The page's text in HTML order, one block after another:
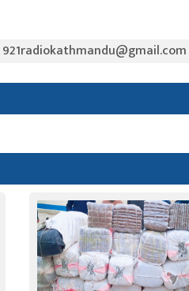
921radiokathmandu@gmail.com